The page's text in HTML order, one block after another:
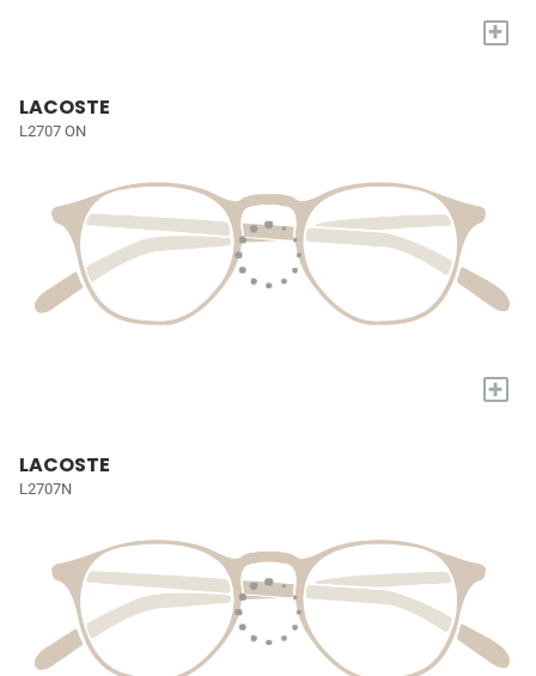
+
LACOSTE
L2707 ON
+
LACOSTE
L2707N